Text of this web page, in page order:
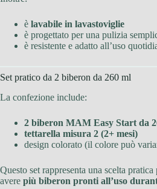
è lavabile in lavastoviglie
è progettato per una pulizia
è resistente e adatto all’uso
Set pratico da 2 biberon da 260 ml
La confezione include:
2 biberon MAM Easy Start da
tettarella misura 2 (2+ mesi)
design colorato (il colore può
Questo set rappresenta una scelta
avere più biberon pronti all’uso